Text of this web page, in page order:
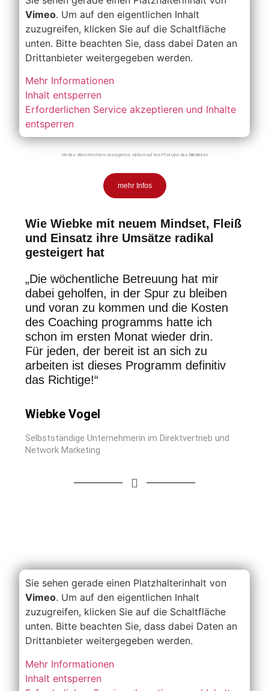
Vimeo. Um auf den eigentlichen Inhalt
zuzugreifen, klicken Sie auf die Schaltfläche
unten. Bitte beachten Sie, dass dabei Daten an
Drittanbieter weitergegeben werden.
Mehr Informationen
Inhalt entsperren
Erforderlichen Service akzeptieren und Inhalte
entsperren
Um das Video-Interview abzuspielen, einfach auf den Pfeil oder das Bild klicken
mehr Infos
Wie Wiebke mit neuem Mindset, Fleiß
und Einsatz ihre Umsätze radikal
gesteigert hat
„Die wöchentliche Betreuung hat mir
dabei geholfen, in der Spur zu bleiben
und voran zu kommen und die Kosten
des Coaching programms hatte ich
schon im ersten Monat wieder drin.
Für jeden, der bereit ist an sich zu
arbeiten ist dieses Programm definitiv
das Richtige!“
Wiebke Vogel
Selbstständige Unternehmerin im Direktvertrieb und
Network Marketing
Sie sehen gerade einen Platzhalterinhalt von
Vimeo. Um auf den eigentlichen Inhalt
zuzugreifen, klicken Sie auf die Schaltfläche
unten. Bitte beachten Sie, dass dabei Daten an
Drittanbieter weitergegeben werden.
Mehr Informationen
Inhalt entsperren